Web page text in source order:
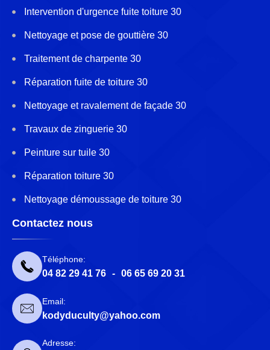
Intervention d'urgence fuite toiture 30
Nettoyage et pose de gouttière 30
Traitement de charpente 30
Réparation fuite de toiture 30
Nettoyage et ravalement de façade 30
Travaux de zinguerie 30
Peinture sur tuile 30
Réparation toiture 30
Nettoyage démoussage de toiture 30
Contactez nous
Téléphone:
04 82 29 41 76 - 06 65 69 20 31
Email:
kodyduculty@yahoo.com
Adresse: